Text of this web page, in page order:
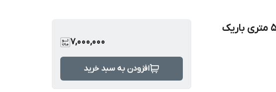
7,000,000
افزودن به سبد خرید